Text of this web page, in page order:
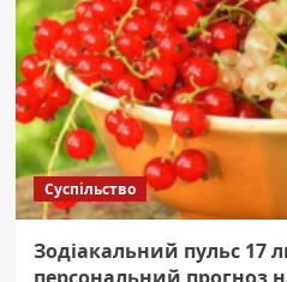
підприємицю
судитимуть
за
незаконну
забудову.
Суспільство
Зодіакальний пульс 17